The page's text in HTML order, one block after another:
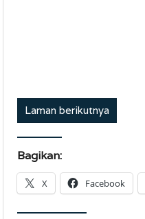
Laman berikutnya
Bagikan:
X Facebook